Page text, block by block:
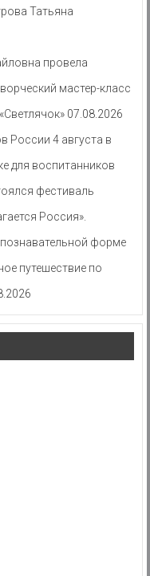
Татьяна
провела
мастер-класс
07.08.2026
России 4 августа в
для воспитанников
фестиваль
Россия».
форме
путешествие по